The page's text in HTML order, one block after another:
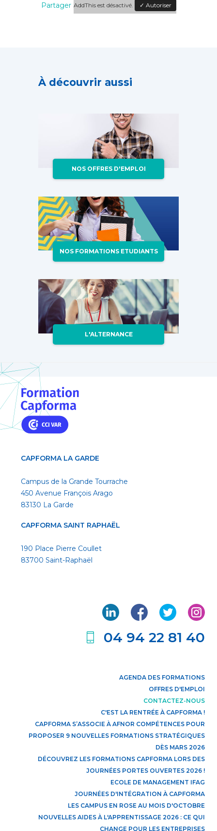
Partager AddThis est désactivé. ✓ Autoriser
À découvrir aussi
NOS OFFRES D'EMPLOI
NOS FORMATIONS ETUDIANTS
L'ALTERNANCE
CAPFORMA LA GARDE
Campus de la Grande Tourrache
450 Avenue François Arago
83130 La Garde
CAPFORMA SAINT RAPHAËL
190 Place Pierre Coullet
83700 Saint-Raphaël
04 94 22 81 40
AGENDA DES FORMATIONS
OFFRES D'EMPLOI
CONTACTEZ-NOUS
C'EST LA RENTRÉE À CAPFORMA !
CAPFORMA S’ASSOCIE À AFNOR COMPÉTENCES POUR
PROPOSER 9 NOUVELLES FORMATIONS STRATÉGIQUES
DÈS MARS 2026
DÉCOUVREZ LES FORMATIONS CAPFORMA LORS DES
JOURNÉES PORTES OUVERTES 2026 !
ECOLE DE MANAGEMENT IFAG
JOURNÉES D'INTÉGRATION À CAPFORMA
LES CAMPUS EN ROSE AU MOIS D'OCTOBRE
NOUVELLES AIDES À L'APPRENTISSAGE 2026 : CE QUI
CHANGE POUR LES ENTREPRISES